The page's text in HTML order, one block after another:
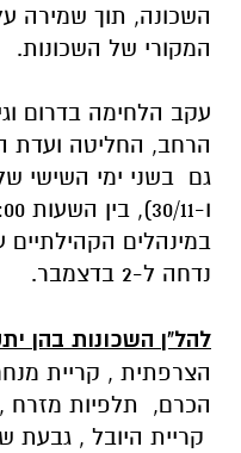
השכונה, תוך שמירה
המקורי של השכונות.
עקב הלחימה בדרום
הרחב, החליטה ועדת
במינהלים
נדחה ל-2 בדצמבר.
להל"ן השכונות בהן
הצרפתית , קריית
הכרם, תלפיות מזרח ,
קריית היובל , גבעת